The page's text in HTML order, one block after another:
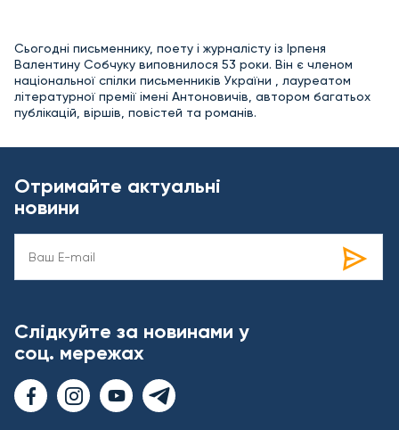
Сьогодні письменнику, поету і журналісту із Ірпеня
Валентину Собчуку виповнилося 53 роки. Він є членом
національної спілки письменників України , лауреатом
літературної премії імені Антоновичів, автором багатьох
публікацій, віршів, повістей та романів.
Отримайте актуальні
новини
Слідкуйте за новинами у
соц. мережах